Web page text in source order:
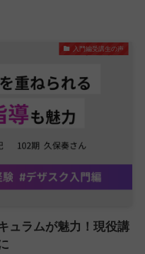
入門編受講生の声
ュラムが魅力！現役講